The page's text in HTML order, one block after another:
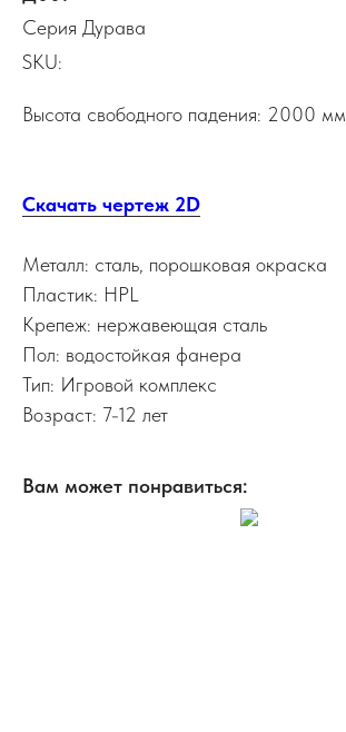
Серия Дурава
SKU:
Высота свободного падения: 2000 мм
Скачать чертеж 2D
Металл: сталь, порошковая окраска
Пластик: HPL
Крепеж: нержавеющая сталь
Пол: водостойкая фанера
Тип: Игровой комплекс
Возраст: 7-12 лет
Вам может понравиться: